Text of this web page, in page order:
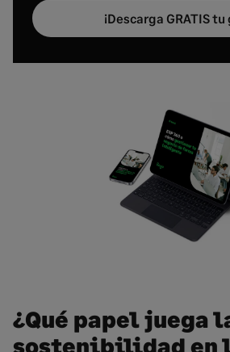
¡Descarga GRATIS
¿Qué papel juega
sostenibilidad en